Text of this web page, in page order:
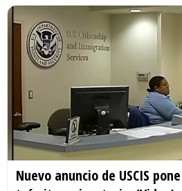
Nuevo anuncio de USCIS